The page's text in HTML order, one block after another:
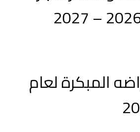
المبكرة لعام